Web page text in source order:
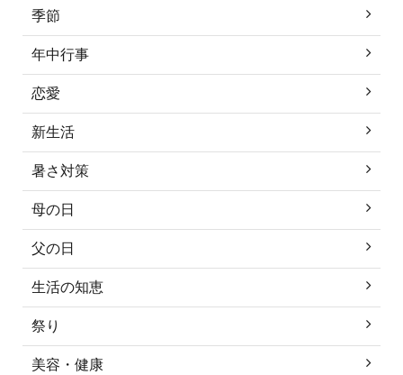
季節
年中行事
恋愛
新生活
暑さ対策
母の日
父の日
生活の知恵
祭り
美容・健康